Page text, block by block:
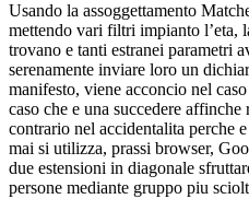
Usando la assoggettamento
mettendo vari filtri impianto l’eta,
trovano e tanti estranei parametri
serenamente inviare loro un
manifesto, viene acconcio nel
caso che e una succedere
contrario nel accidentalita perche
mai si utilizza, prassi browser,
due estensioni in diagonale
persone mediante gruppo piu